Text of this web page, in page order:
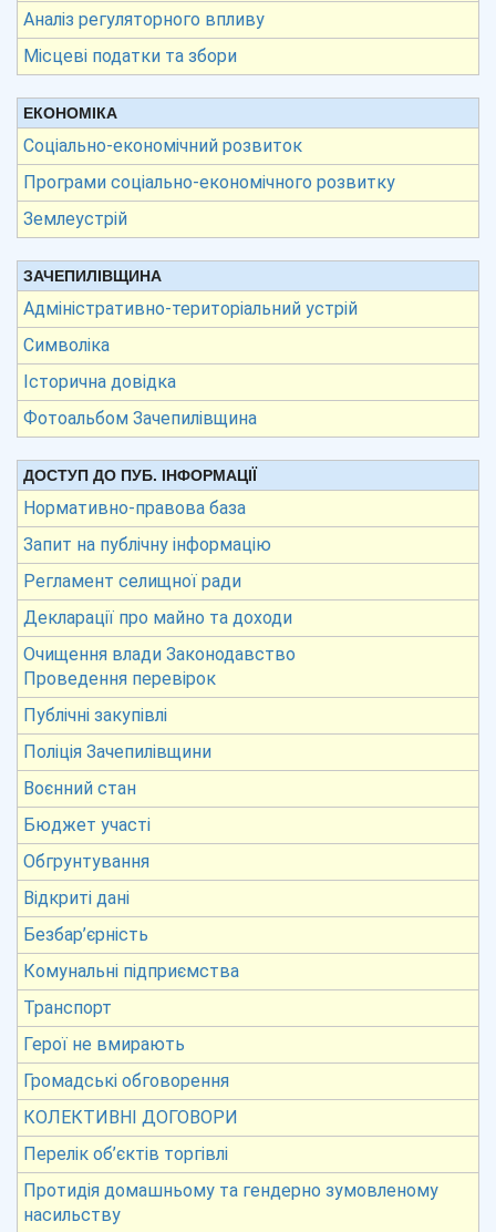
Аналіз регуляторного впливу
Місцеві податки та збори
ЕКОНОМІКА
Соціально-економічний розвиток
Програми соціально-економічного розвитку
Землеустрій
ЗАЧЕПИЛІВЩИНА
Адміністративно-територіальний устрій
Символіка
Історична довідка
Фотоальбом Зачепилівщина
ДОСТУП ДО ПУБ. ІНФОРМАЦІЇ
Нормативно-правова база
Запит на публічну інформацію
Регламент селищної ради
Декларації про майно та доходи
Очищення влади Законодавство
Проведення перевірок
Публічні закупівлі
Поліція Зачепилівщини
Воєнний стан
Бюджет участі
Обгрунтування
Відкриті дані
Безбар’єрність
Комунальні підприємства
Транспорт
Герої не вмирають
Громадські обговорення
КОЛЕКТИВНІ ДОГОВОРИ
Перелік об’єктів торгівлі
Протидія домашньому та гендерно зумовленому
насильству